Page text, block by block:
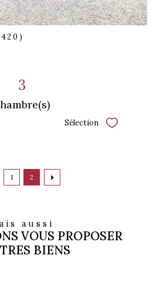
3
Sélection
1 2
aussi
VOUS PROPOSER
BIENS